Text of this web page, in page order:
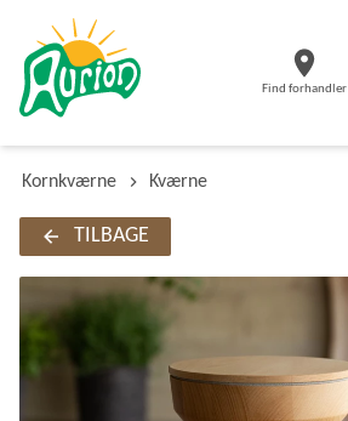
Find forhandler
Kornkværne Kværne
TILBAGE